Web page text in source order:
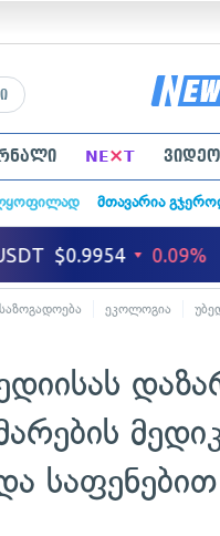
NE×T ვიდეო
მთავარია
საზოგადოება ეკოლოგია